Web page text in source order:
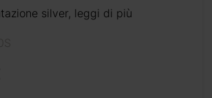
silver, leggi di più